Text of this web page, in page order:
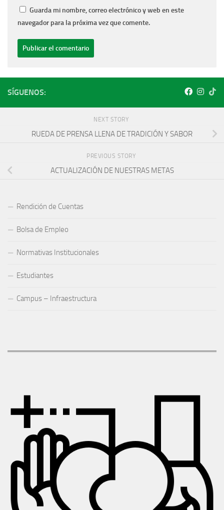
Guarda mi nombre, correo electrónico y web en este
navegador para la próxima vez que comente.
SÍGUENOS:
NEXT STORY
RUEDA DE PRENSA LLENA DE TRADICIÓN Y SABOR
PREVIOUS STORY
ACTUALIZACIÓN DE NUESTRAS METAS
Rendición de Cuentas
Bolsa de Empleo
Normativas Institucionales
Estudiantes
Campus – Infraestructura